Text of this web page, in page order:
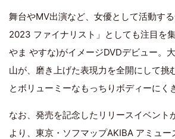
舞台やMV出演など、女優として活動す
2023 ファイナリスト」としても注目を
やま やすな)がイメージDVDデビュー。
山が、磨き上げた表現力を全開にして挑
とボリューミーなもっちりボディーにく
なお、発売を記念したリリースイベント
より、東京・ソフマップAKIBA アミュ